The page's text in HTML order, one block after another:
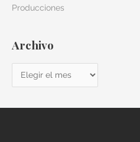
Producciones
Archivo
r